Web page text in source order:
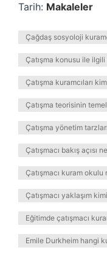
Tarih: Makaleler
Çağdaş sosyoloji
Çatışma konusu ile
Çatışma kuramcıları
Çatışma teorisinin
Çatışma yönetim
Çatışmacı bakış açısı
Çatışmacı kuram okulu
Çatışmacı yaklaşım
Eğitimde çatışmacı
Emile Durkheim hangi